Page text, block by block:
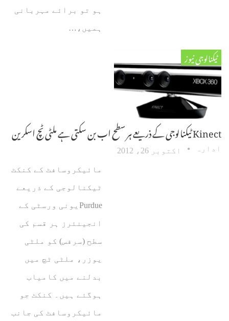
ہو تو برائے مہربانی
ہمیں،…
ٹیکنالوجی نیوز
Kinect ٹیکنالوجی کے ذریعے ہر سطح اب بن سکتی ہے ملٹی ٹچ اسکرین
ادارہ اکتوبر 26، 2012
مائیکروسافٹ کے کنکٹ
ٹیکنالوجی کے ذریعے
Purdueیونی ورسٹی کے
انجینئرز ہر قسم کی
سطح (سرفس) کو ملٹی
یوزر، ملٹی ٹچ میں
بدلنے میں کامیاب
ہوگئے ہیں۔ کنکٹ جو
مائیکروسافٹ کی جانب